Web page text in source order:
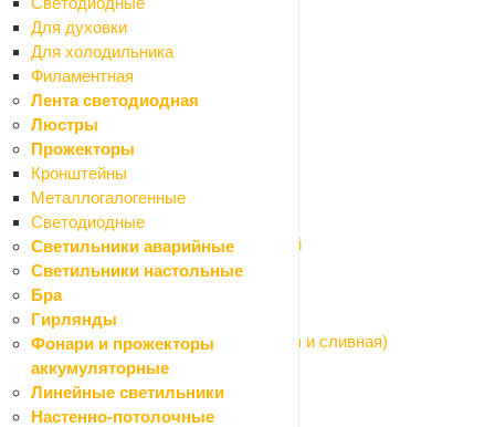
Для духовки
Для холодильника
Филаментная
Лента светодиодная
Люстры
Прожекторы
Кронштейны
Металлогалогенные
Светодиодные
Светильники аварийные
Светильники настольные
Бра
Гирлянды
Фонари и прожекторы
аккумуляторные
Линейные светильники
Настенно-потолочные
Насосы циркуляционные
Полотенцесушители
Радиаторы
Шкафы коллекторные
Водонагреватели
Назад
Водонагреватели
Водонагреватели накопительные
Водонагреватели проточные
Комплектующие для водонагревателей
Канализационные трубы и фитинги
Назад
Канализационные трубы и фитинги
Арматура для бачка унитаза (наливная и сливная)
Арматура сливная (сифоны, гофры)
Канализация внутренняя
Канализация наружная